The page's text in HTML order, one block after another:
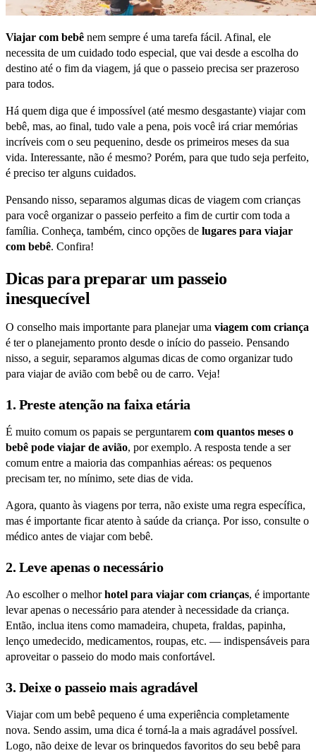
Viajar com bebê nem sempre é uma tarefa fácil. Afinal, ele
necessita de um cuidado todo especial, que vai desde a escolha do
destino até o fim da viagem, já que o passeio precisa ser prazeroso
para todos.
Há quem diga que é impossível (até mesmo desgastante) viajar com
bebê, mas, ao final, tudo vale a pena, pois você irá criar memórias
incríveis com o seu pequenino, desde os primeiros meses da sua
vida. Interessante, não é mesmo? Porém, para que tudo seja perfeito,
é preciso ter alguns cuidados.
Pensando nisso, separamos algumas dicas de viagem com crianças
para você organizar o passeio perfeito a fim de curtir com toda a
família. Conheça, também, cinco opções de lugares para viajar
com bebê. Confira!
Dicas para preparar um passeio
inesquecível
O conselho mais importante para planejar uma viagem com criança
é ter o planejamento pronto desde o início do passeio. Pensando
nisso, a seguir, separamos algumas dicas de como organizar tudo
para viajar de avião com bebê ou de carro. Veja!
1. Preste atenção na faixa etária
É muito comum os papais se perguntarem com quantos meses o
bebê pode viajar de avião, por exemplo. A resposta tende a ser
comum entre a maioria das companhias aéreas: os pequenos
precisam ter, no mínimo, sete dias de vida.
Agora, quanto às viagens por terra, não existe uma regra específica,
mas é importante ficar atento à saúde da criança. Por isso, consulte o
médico antes de viajar com bebê.
2. Leve apenas o necessário
Ao escolher o melhorhotel para viajar com crianças, é importante
levar apenas o necessário para atender à necessidade da criança.
Então, inclua itens como mamadeira, chupeta, fraldas, papinha,
lenço umedecido, medicamentos, roupas, etc. — indispensáveis para
aproveitar o passeio do modo mais confortável.
3. Deixe o passeio mais agradável
Viajar com um bebê pequeno é uma experiência completamente
nova. Sendo assim, uma dica é torná-la a mais agradável possível.
Logo, não deixe de levar os brinquedos favoritos do seu bebê para